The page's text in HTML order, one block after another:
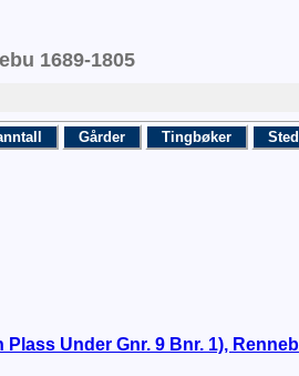
1689-1805
Gårder Tingbøker
Under Gnr. 9 Bnr. 1),